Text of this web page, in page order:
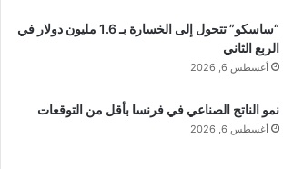
“ساسكو” تتحول إلى الخسارة بـ 1.6 مليون دولار في
الربع الثاني
أغسطس 6, 2026
نمو الناتج الصناعي في فرنسا بأقل من التوقعات
أغسطس 6, 2026